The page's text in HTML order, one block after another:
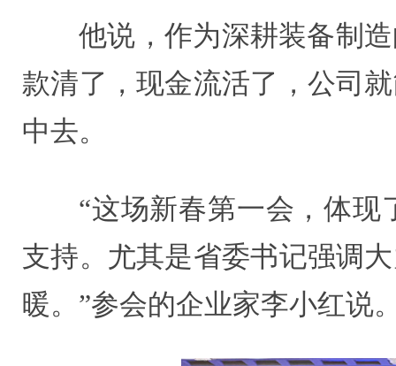
他说，作为深耕装备制
款清了，现金流活了，公司
中去。
“这场新春第一会，体
支持。尤其是省委书记强调
暖。”参会的企业家李小红说